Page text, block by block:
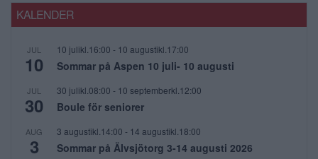
KALENDER
JUL
10
10 julikl.16:00 - 10 augustikl.17:00
Sommar på Aspen 10 juli- 10 augusti
JUL
30
30 julikl.08:00 - 10 septemberkl.12:00
Boule för seniorer
AUG
3
3 augustikl.14:00 - 14 augustikl.18:00
Sommar på Älvsjötorg 3-14 augusti 2026